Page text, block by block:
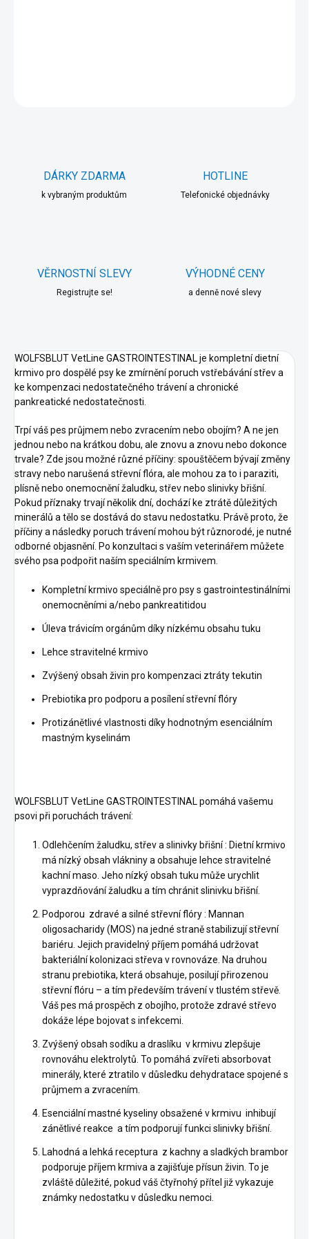
DÁRKY ZDARMA
k vybraným produktům
HOTLINE
Telefonické objednávky
VĚRNOSTNÍ SLEVY
Registrujte se!
VÝHODNÉ CENY
a denně nové slevy
WOLFSBLUT VetLine GASTROINTESTINAL je kompletní dietní
krmivo pro dospělé psy ke zmírnění poruch vstřebávání střev a
ke kompenzaci nedostatečného trávení a chronické
pankreatické nedostatečnosti.
Trpí váš pes průjmem nebo zvracením nebo obojím? A ne jen
jednou nebo na krátkou dobu, ale znovu a znovu nebo dokonce
trvale? Zde jsou možné různé příčiny: spouštěčem bývají změny
stravy nebo narušená střevní flóra, ale mohou za to i paraziti,
plísně nebo onemocnění žaludku, střev nebo slinivky břišní.
Pokud příznaky trvají několik dní, dochází ke ztrátě důležitých
minerálů a tělo se dostává do stavu nedostatku. Právě proto, že
příčiny a následky poruch trávení mohou být různorodé, je nutné
odborné objasnění. Po konzultaci s vaším veterinářem můžete
svého psa podpořit naším speciálním krmivem.
Kompletní krmivo speciálně pro psy s gastrointestinálními
onemocněními a/nebo pankreatitidou
Úleva trávicím orgánům díky nízkému obsahu tuku
Lehce stravitelné krmivo
Zvýšený obsah živin pro kompenzaci ztráty tekutin
Prebiotika pro podporu a posílení střevní flóry
Protizánětlivé vlastnosti díky hodnotným esenciálním
mastným kyselinám
WOLFSBLUT VetLine GASTROINTESTINAL pomáhá vašemu
psovi při poruchách trávení:
Odlehčením žaludku, střev a slinivky břišní : Dietní krmivo
má nízký obsah vlákniny a obsahuje lehce stravitelné
kachní maso. Jeho nízký obsah tuku může urychlit
vyprazdňování žaludku a tím chránit slinivku břišní.
Podporou zdravé a silné střevní flóry : Mannan
oligosacharidy (MOS) na jedné straně stabilizují střevní
bariéru. Jejich pravidelný příjem pomáhá udržovat
bakteriální kolonizaci střeva v rovnováze. Na druhou
stranu prebiotika, která obsahuje, posilují přirozenou
střevní flóru – a tím především trávení v tlustém střevě.
Váš pes má prospěch z obojího, protože zdravé střevo
dokáže lépe bojovat s infekcemi.
Zvýšený obsah sodíku a draslíku v krmivu zlepšuje
rovnováhu elektrolytů. To pomáhá zvířeti absorbovat
minerály, které ztratilo v důsledku dehydratace spojené s
průjmem a zvracením.
Esenciální mastné kyseliny obsažené v krmivu inhibují
zánětlivé reakce a tím podporují funkci slinivky břišní.
Lahodná a lehká receptura z kachny a sladkých brambor
podporuje příjem krmiva a zajišťuje přísun živin. To je
zvláště důležité, pokud váš čtyřnohý přítel již vykazuje
známky nedostatku v důsledku nemoci.